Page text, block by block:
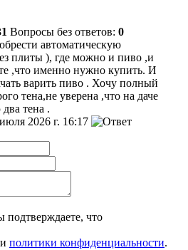
Вопросы без ответов: 0
автоматическую
плиты ), где можно и пиво ,и
,что именно нужно купить. И
варить пиво . Хочу полный
тена,не уверена ,что на даче
два тена .
2026 г. 16:17
что
политики конфиденциальности.